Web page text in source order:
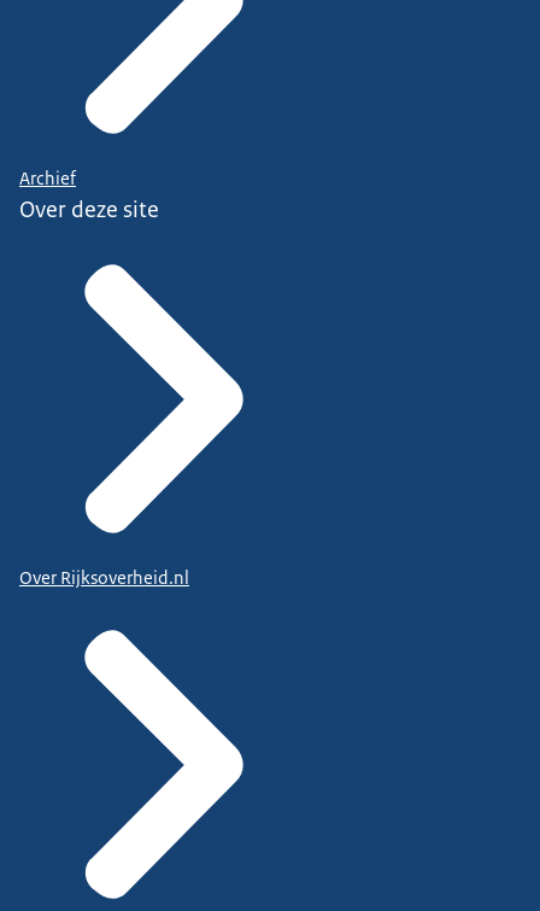
Archief
Over deze site
Over Rijksoverheid.nl